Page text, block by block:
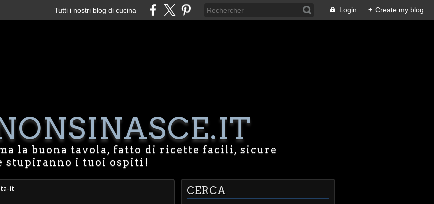
Tutti i nostri blog di cucina Login + Create my blog
la buona tavola, fatto di ricette facili, sicure
stupiranno i tuoi ospiti!
it
CERCA